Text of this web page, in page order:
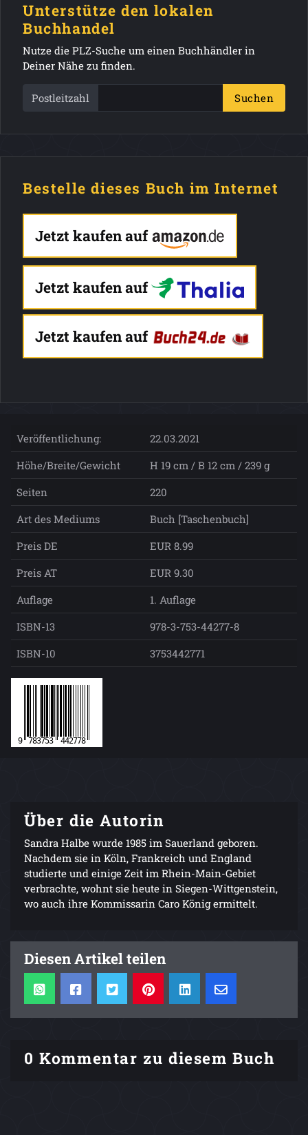
Unterstütze den lokalen
Buchhandel
Nutze die PLZ-Suche um einen Buchhändler in
Deiner Nähe zu finden.
Postleitzahl Suchen
Bestelle dieses Buch im Internet
Jetzt kaufen auf
Jetzt kaufen auf
Jetzt kaufen auf
Veröffentlichung:
22.03.2021
Höhe/Breite/Gewicht
H 19 cm / B 12 cm / 239 g
Seiten
220
Art des Mediums
Buch [Taschenbuch]
Preis DE
EUR 8.99
Preis AT
EUR 9.30
Auflage
1. Auflage
ISBN-13
978-3-753-44277-8
ISBN-10
3753442771
Über die Autorin
Sandra Halbe wurde 1985 im Sauerland geboren.
Nachdem sie in Köln, Frankreich und England
studierte und einige Zeit im Rhein-Main-Gebiet
verbrachte, wohnt sie heute in Siegen-Wittgenstein,
wo auch ihre Kommissarin Caro König ermittelt.
Diesen Artikel teilen
0 Kommentar zu diesem Buch